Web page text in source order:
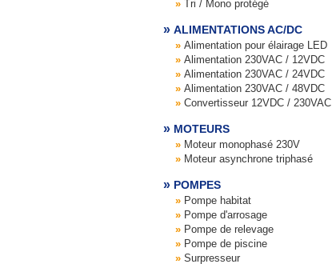
Tri / Mono protégé
ALIMENTATIONS AC/DC
Alimentation pour élairage LED
Alimentation 230VAC / 12VDC
Alimentation 230VAC / 24VDC
Alimentation 230VAC / 48VDC
Convertisseur 12VDC / 230VAC
MOTEURS
Moteur monophasé 230V
Moteur asynchrone triphasé
POMPES
Pompe habitat
Pompe d'arrosage
Pompe de relevage
Pompe de piscine
Surpresseur